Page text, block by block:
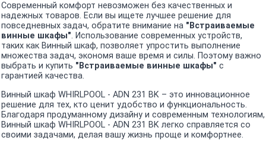
Современный комфорт невозможен без качественных и
надежных товаров. Если вы ищете лучшее решение для
повседневных задач, обратите внимание на "Встраиваемые
винные шкафы". Использование современных устройств,
таких как Винный шкаф, позволяет упростить выполнение
множества задач, экономя ваше время и силы. Поэтому важно
выбрать и купить "Встраиваемые винные шкафы" с
гарантией качества.
Винный шкаф WHIRLPOOL - ADN 231 BK – это инновационное
решение для тех, кто ценит удобство и функциональность.
Благодаря продуманному дизайну и современным технологиям,
Винный шкаф WHIRLPOOL - ADN 231 BK легко справляется со
своими задачами, делая вашу жизнь проще и комфортнее.